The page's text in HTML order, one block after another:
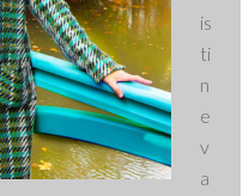
is
ti
n
e
v
a